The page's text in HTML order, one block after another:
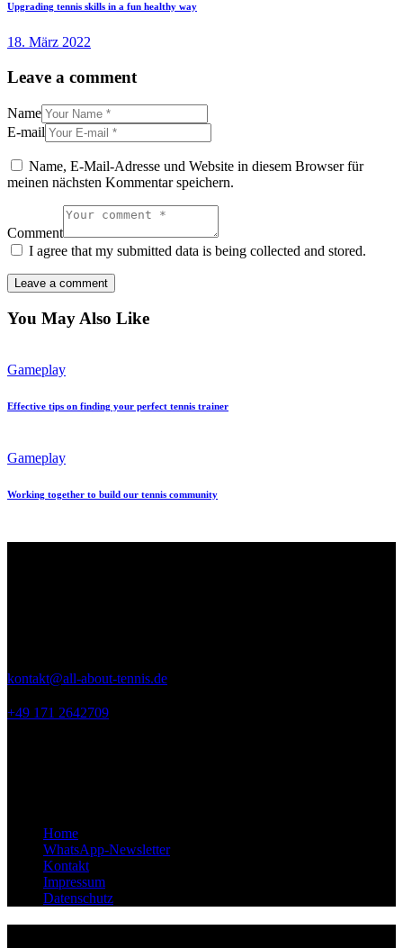
Upgrading tennis skills in a fun healthy way
18. März 2022
Leave a comment
Name
E-mail
Name, E-Mail-Adresse und Website in diesem Browser für
meinen nächsten Kommentar speichern.
Comment
I agree that my submitted data is being collected and stored.
You May Also Like
Gameplay
Effective tips on finding your perfect tennis trainer
Gameplay
Working together to build our tennis community
kontakt@all-about-tennis.de
+49 171 2642709
Home
WhatsApp-Newsletter
Kontakt
Impressum
Datenschutz